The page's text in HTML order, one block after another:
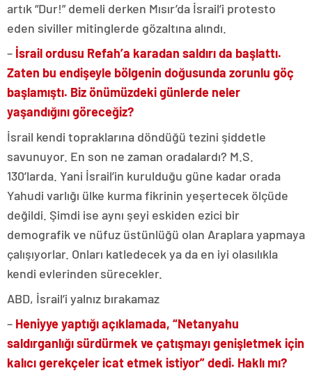
artık “Dur!” demeli derken Mısır’da İsrail’i protesto
eden siviller mitinglerde gözaltına alındı.
– İsrail ordusu Refah’a karadan saldırı da başlattı.
Zaten bu endişeyle bölgenin doğusunda zorunlu göç
başlamıştı. Biz önümüzdeki günlerde neler
yaşandığını göreceğiz?
İsrail kendi topraklarına döndüğü tezini şiddetle
savunuyor. En son ne zaman oradalardı? M.S.
130’larda. Yani İsrail’in kurulduğu güne kadar orada
Yahudi varlığı ülke kurma fikrinin yeşertecek ölçüde
değildi. Şimdi ise aynı şeyi eskiden ezici bir
demografik ve nüfuz üstünlüğü olan Araplara yapmaya
çalışıyorlar. Onları katledecek ya da en iyi olasılıkla
kendi evlerinden sürecekler.
ABD, İsrail’i yalnız bırakamaz
– Heniyye yaptığı açıklamada, “Netanyahu
saldırganlığı sürdürmek ve çatışmayı genişletmek için
kalıcı gerekçeler icat etmek istiyor” dedi. Haklı mı?